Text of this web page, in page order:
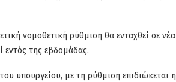
νομοθετική ρύθμιση θα ενταχθεί σε
εντός της εβδομάδας.
υπουργείου, με τη ρύθμιση επιδιώκεται